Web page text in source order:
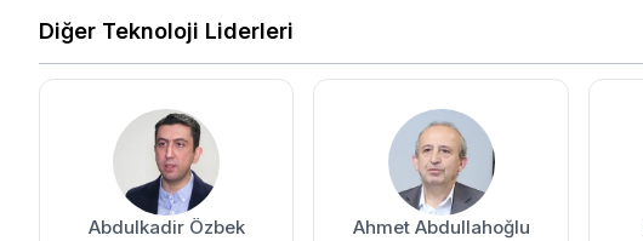
Diğer Teknoloji Liderleri
Abdulkadir Özbek Ahmet Abdullahoğlu